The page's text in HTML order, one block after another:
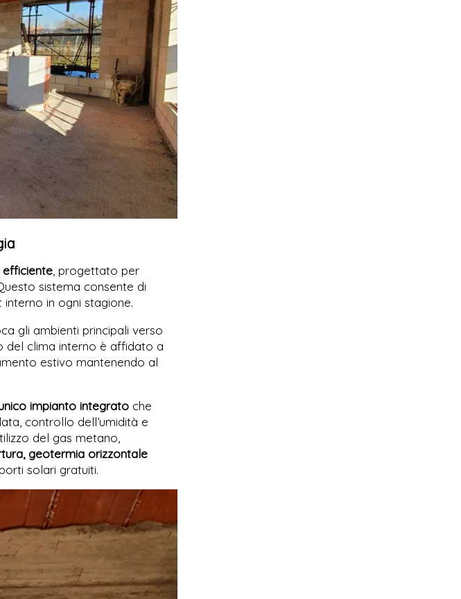
, progettato per
sistema consente di
in ogni stagione.
gli ambienti principali verso
del clima interno è affidato a
estivo mantenendo al
impianto integrato che
controllo dell’umidità e
del gas metano,
geotermia orizzontale
solari gratuiti.